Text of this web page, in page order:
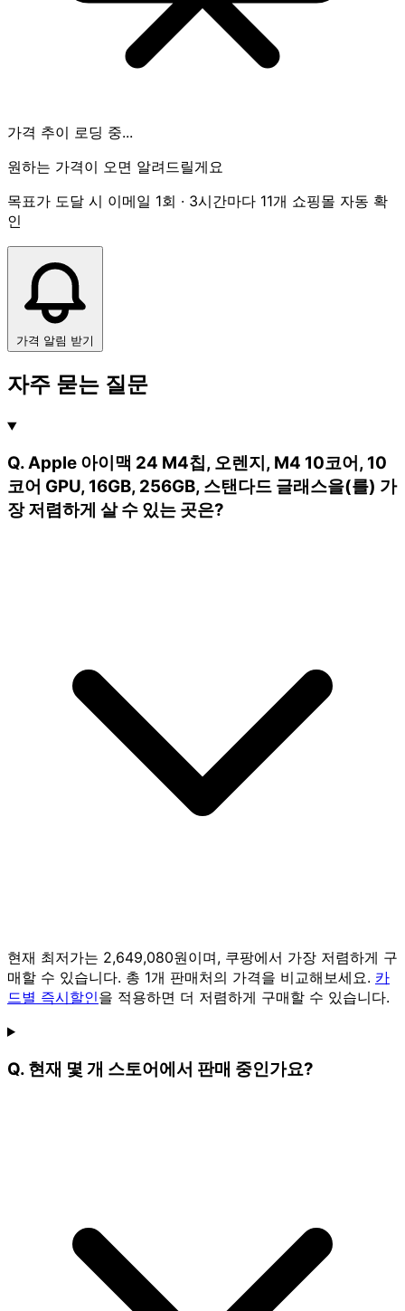
가격 추이 로딩 중...
원하는 가격이 오면 알려드릴게요
목표가 도달 시 이메일 1회 · 3시간마다 11개 쇼핑몰 자동 확
인
가격 알림 받기
자주 묻는 질문
Q. Apple 아이맥 24 M4칩, 오렌지, M4 10코어, 10
코어 GPU, 16GB, 256GB, 스탠다드 글래스을(를) 가
장 저렴하게 살 수 있는 곳은?
현재 최저가는 2,649,080원이며, 쿠팡에서 가장 저렴하게 구
매할 수 있습니다. 총 1개 판매처의 가격을 비교해보세요. 카
드별 즉시할인을 적용하면 더 저렴하게 구매할 수 있습니다.
Q. 현재 몇 개 스토어에서 판매 중인가요?